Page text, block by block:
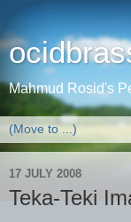
Mahmud Rosid's
17 JULY 2008
Teka-Teki